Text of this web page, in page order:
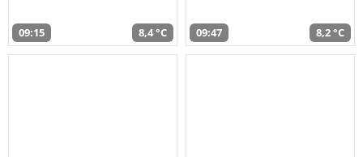
09:15 8,4 °C 09:47 8,2 °C